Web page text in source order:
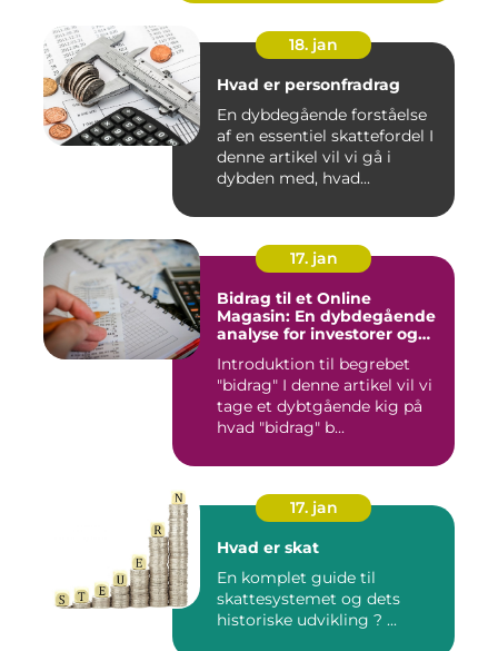
18. jan
Hvad er personfradrag
En dybdegående forståelse
af en essentiel skattefordel I
denne artikel vil vi gå i
dybden med, hvad...
17. jan
Bidrag til et Online
Magasin: En dybdegående
analyse for investorer og
Introduktion til begrebet
"bidrag" I denne artikel vil vi
tage et dybtgående kig på
hvad "bidrag" b...
17. jan
Hvad er skat
En komplet guide til
skattesystemet og dets
historiske udvikling ? ...